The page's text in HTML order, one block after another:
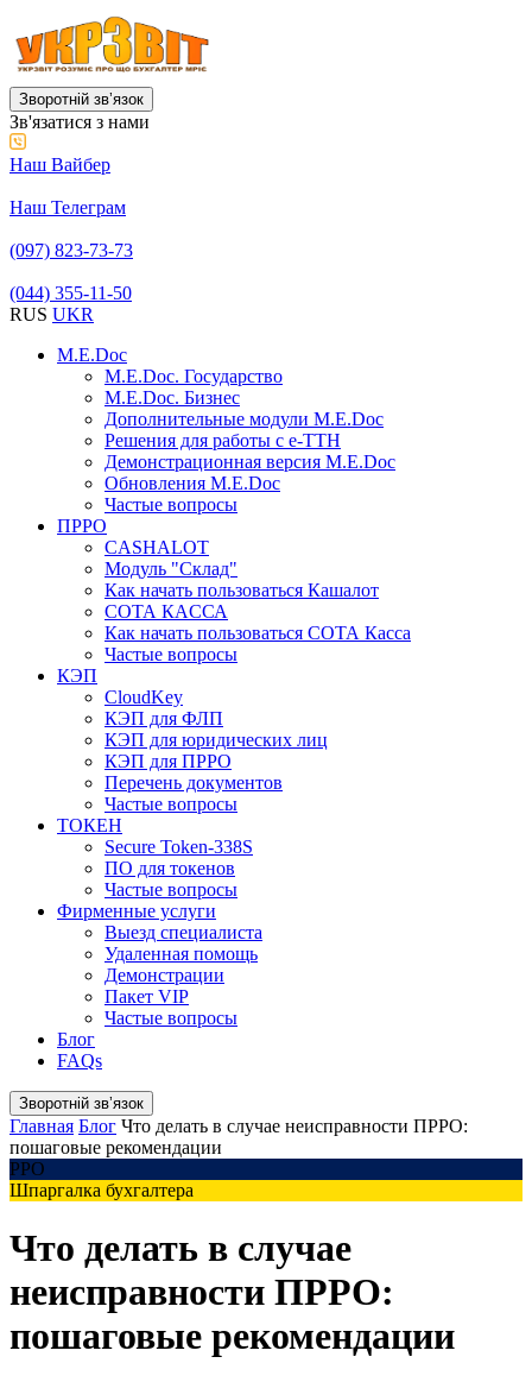
Зворотній звʼязок
Зв'язатися з нами
Наш Вайбер
Наш Телеграм
(097) 823-73-73
(044) 355-11-50
RUS UKR
M.E.Doc
M.E.Doc. Государство
M.E.Doc. Бизнес
Дополнительные модули M.E.Doc
Решения для работы с е-ТТН
Демонстрационная версия M.E.Doc
Обновления M.E.Doc
Частые вопросы
ПРРО
CASHALOT
Модуль "Склад"
Как начать пользоваться Кашалот
СОТА КАCСА
Как начать пользоваться СОТА Касса
Частые вопросы
КЭП
CloudKey
КЭП для ФЛП
КЭП для юридических лиц
КЭП для ПРРО
Перечень документов
Частые вопросы
ТОКЕН
Secure Token-338S
ПО для токенов
Частые вопросы
Фирменные услуги
Выезд специалиста
Удаленная помощь
Демонстрации
Пакет VIP
Частые вопросы
Блог
FAQs
Зворотній звʼязок
Главная Блог Что делать в случае неисправности ПРРО:
пошаговые рекомендации
РРО
Шпаргалка бухгалтера
Что делать в случае
неисправности ПРРО:
пошаговые рекомендации